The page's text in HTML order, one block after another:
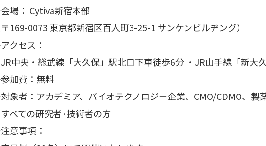
場： Cytiva新宿本部
169-0073 東京都新宿区百人町3-25-1 サンケンビルヂング）
クセス：
中央・総武線「大久保」駅北口下車徒歩6分 ・JR山手線「新大
加費：無料
象者：アカデミア、バイオテクノロジー企業、CMO/CDMO、製
べての研究者·技術者の方
意事項：